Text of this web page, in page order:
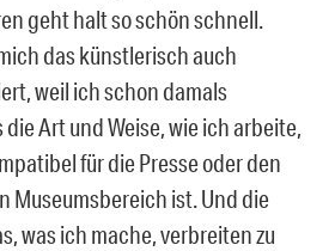
geht halt so schön schnell.
das künstlerisch auch
weil ich schon damals
Art und Weise, wie ich arbeite,
für die Presse oder den
Museumsbereich ist. Und die
was ich mache, verbreiten zu